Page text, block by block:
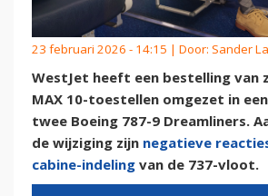
23 februari 2026 - 14:15 | Door: Sander
WestJet heeft een bestelling van
MAX 10-toestellen omgezet in
twee Boeing 787-9 Dreamliners.
de wijziging zijn negatieve
cabine-indeling van de 737-vloot.